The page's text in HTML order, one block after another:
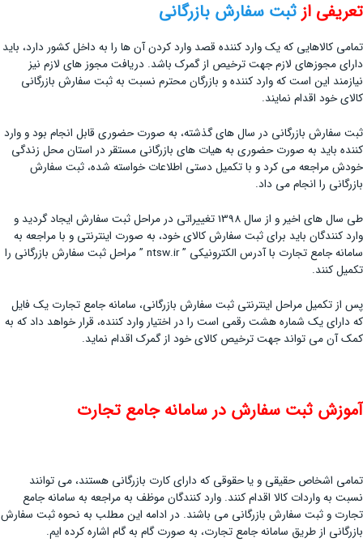
تعریفی ازثبت سفارش بازرگانی
تمامی کالاهایی که یک وارد کننده قصد وارد کردن آن ها را به داخل کشور دارد، باید
دارای مجوزهای لازم جهت ترخیص از گمرک باشد. دریافت مجوز های لازم نیز
نیازمند این است که وارد کننده و بازرگان محترم نسبت به ثبت سفارش بازرگانی
کالای خود اقدام نمایند.
ثبت سفارش بازرگانی در سال های گذشته، به صورت حضوری قابل انجام بود و وارد
کننده باید به صورت حضوری به هیات های بازرگانی مستقر در استان محل زندگی
خودش مراجعه می کرد و با تکمیل دستی اطلاعات خواسته شده، ثبت سفارش
بازرگانی را انجام می داد.
طی سال های اخیر و از سال 1398 تغییراتی در مراحل ثبت سفارش ایجاد گردید و
وارد کنندگان باید برای ثبت سفارش کالای خود، به صورت اینترنتی و با مراجعه به
سامانه جامع تجارت با آدرس الکترونیکی ” ntsw.ir ” مراحل ثبت سفارش بازرگانی را
تکمیل کنند.
پس از تکمیل مراحل اینترنتی ثبت سفارش بازرگانی، سامانه جامع تجارت یک فایل
که دارای یک شماره هشت رقمی است را در اختیار وارد کننده، قرار خواهد داد که به
کمک آن می تواند جهت ترخیص کالای خود از گمرک اقدام نماید.
آموزش ثبت سفارش در سامانه جامع تجارت
تمامی اشخاص حقیقی و یا حقوقی که دارای کارت بازرگانی هستند، می توانند
نسبت به واردات کالا اقدام کنند. وارد کنندگان موظف به مراجعه به سامانه جامع
تجارت و ثبت سفارش بازرگانی می باشند. در ادامه این مطلب به نحوه ثبت سفارش
بازرگانی از طریق سامانه جامع تجارت، به صورت گام به گام اشاره کرده ایم.